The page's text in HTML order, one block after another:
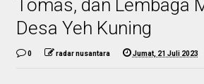
Tomas, dan Lembaga
Desa Yeh Kuning
0 radar nusantara Jumat, 21 Juli 2023